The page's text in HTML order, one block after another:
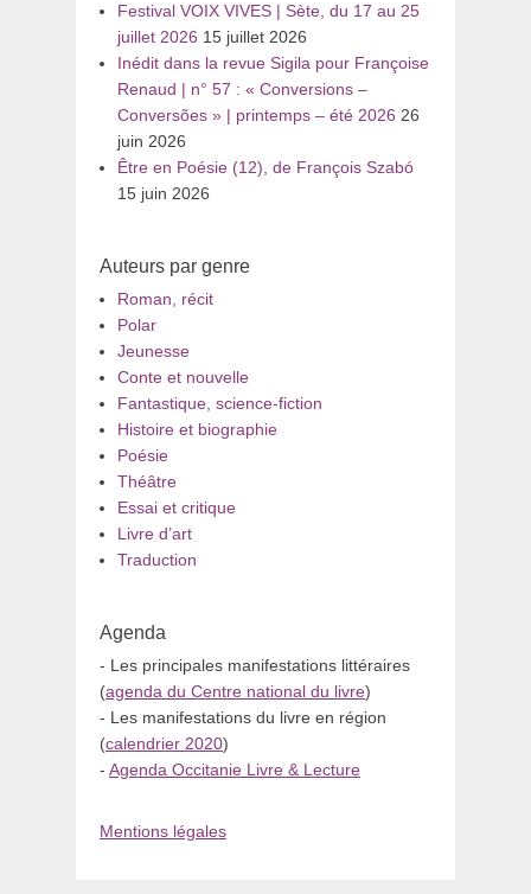
Festival VOIX VIVES | Sète, du 17 au 25
juillet 2026 15 juillet 2026
Inédit dans la revue Sigila pour Françoise
Renaud | n° 57 : « Conversions –
Conversões » | printemps – été 2026 26
juin 2026
Être en Poésie (12), de François Szabó
15 juin 2026
Auteurs par genre
Roman, récit
Polar
Jeunesse
Conte et nouvelle
Fantastique, science-fiction
Histoire et biographie
Poésie
Théâtre
Essai et critique
Livre d’art
Traduction
Agenda
- Les principales manifestations littéraires
(agenda du Centre national du livre)
- Les manifestations du livre en région
(calendrier 2020)
- Agenda Occitanie Livre & Lecture
Mentions légales